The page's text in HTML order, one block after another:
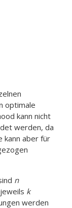
optimale
kann nicht
werden, da
kann aber für
n
k
werden